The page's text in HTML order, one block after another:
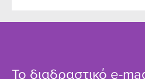
Το διαδραστικό e-